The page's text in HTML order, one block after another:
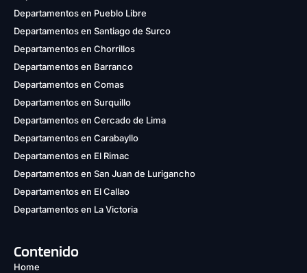
1 unidad disponible
S/ 457,100
97.34 m²
Departamentos en Pueblo Libre
Departamentos en Santiago de Surco
Departamentos en Chorrillos
Departamentos en Barranco
Departamentos en Comas
Departamentos en Surquillo
Departamentos en Cercado de Lima
Departamentos en Carabayllo
Departamentos en El Rimac
Departamentos en San Juan de Lurigancho
Departamentos en El Callao
Departamentos en La Victoria
Contenido
Home